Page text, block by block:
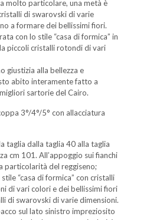
molto particolare, una metà è
di swarovski di varie
a formare dei bellissimi fiori.
con lo stile “casa di formica” in
piccoli cristalli rotondi di vari
giustizia alla bellezza e
abito interamente fatto a
sartorie del Cairo.
3°/4°/5° con allacciatura
taglia dalla taglia 40 alla taglia
cm 101. All’appoggio sui fianchi
particolarità del reggiseno;
“casa di formica” con cristalli
di vari colori e dei bellissimi fiori
di swarovski di varie dimensioni.
sul lato sinistro impreziosito